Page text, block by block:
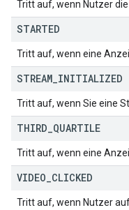
Tritt auf, wenn Nutzer
STARTED
Tritt auf, wenn eine
STREAM INITIALIZED
Tritt auf, wenn Sie eine
THIRD QUARTILE
Tritt auf, wenn eine
VIDEO CLICKED
Tritt auf, wenn Nutzer